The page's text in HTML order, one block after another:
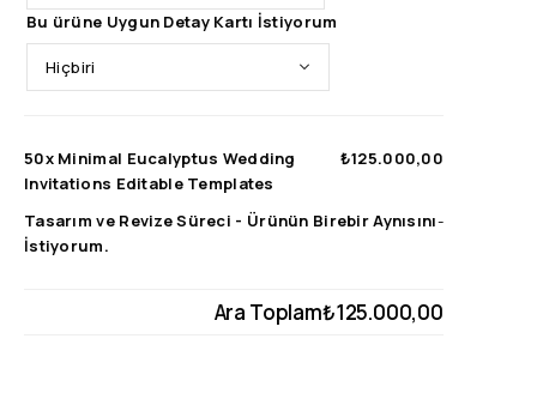
Bu ürüne Uygun Detay Kartı İstiyorum
50x Minimal Eucalyptus Wedding
Invitations Editable Templates
₺125.000,00
Tasarım ve Revize Süreci - Ürünün Birebir Aynısını
İstiyorum.
-
Ara Toplam₺125.000,00